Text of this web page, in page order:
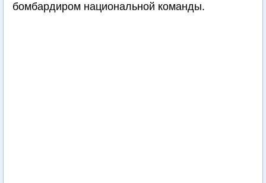
бомбардиром национальной команды.